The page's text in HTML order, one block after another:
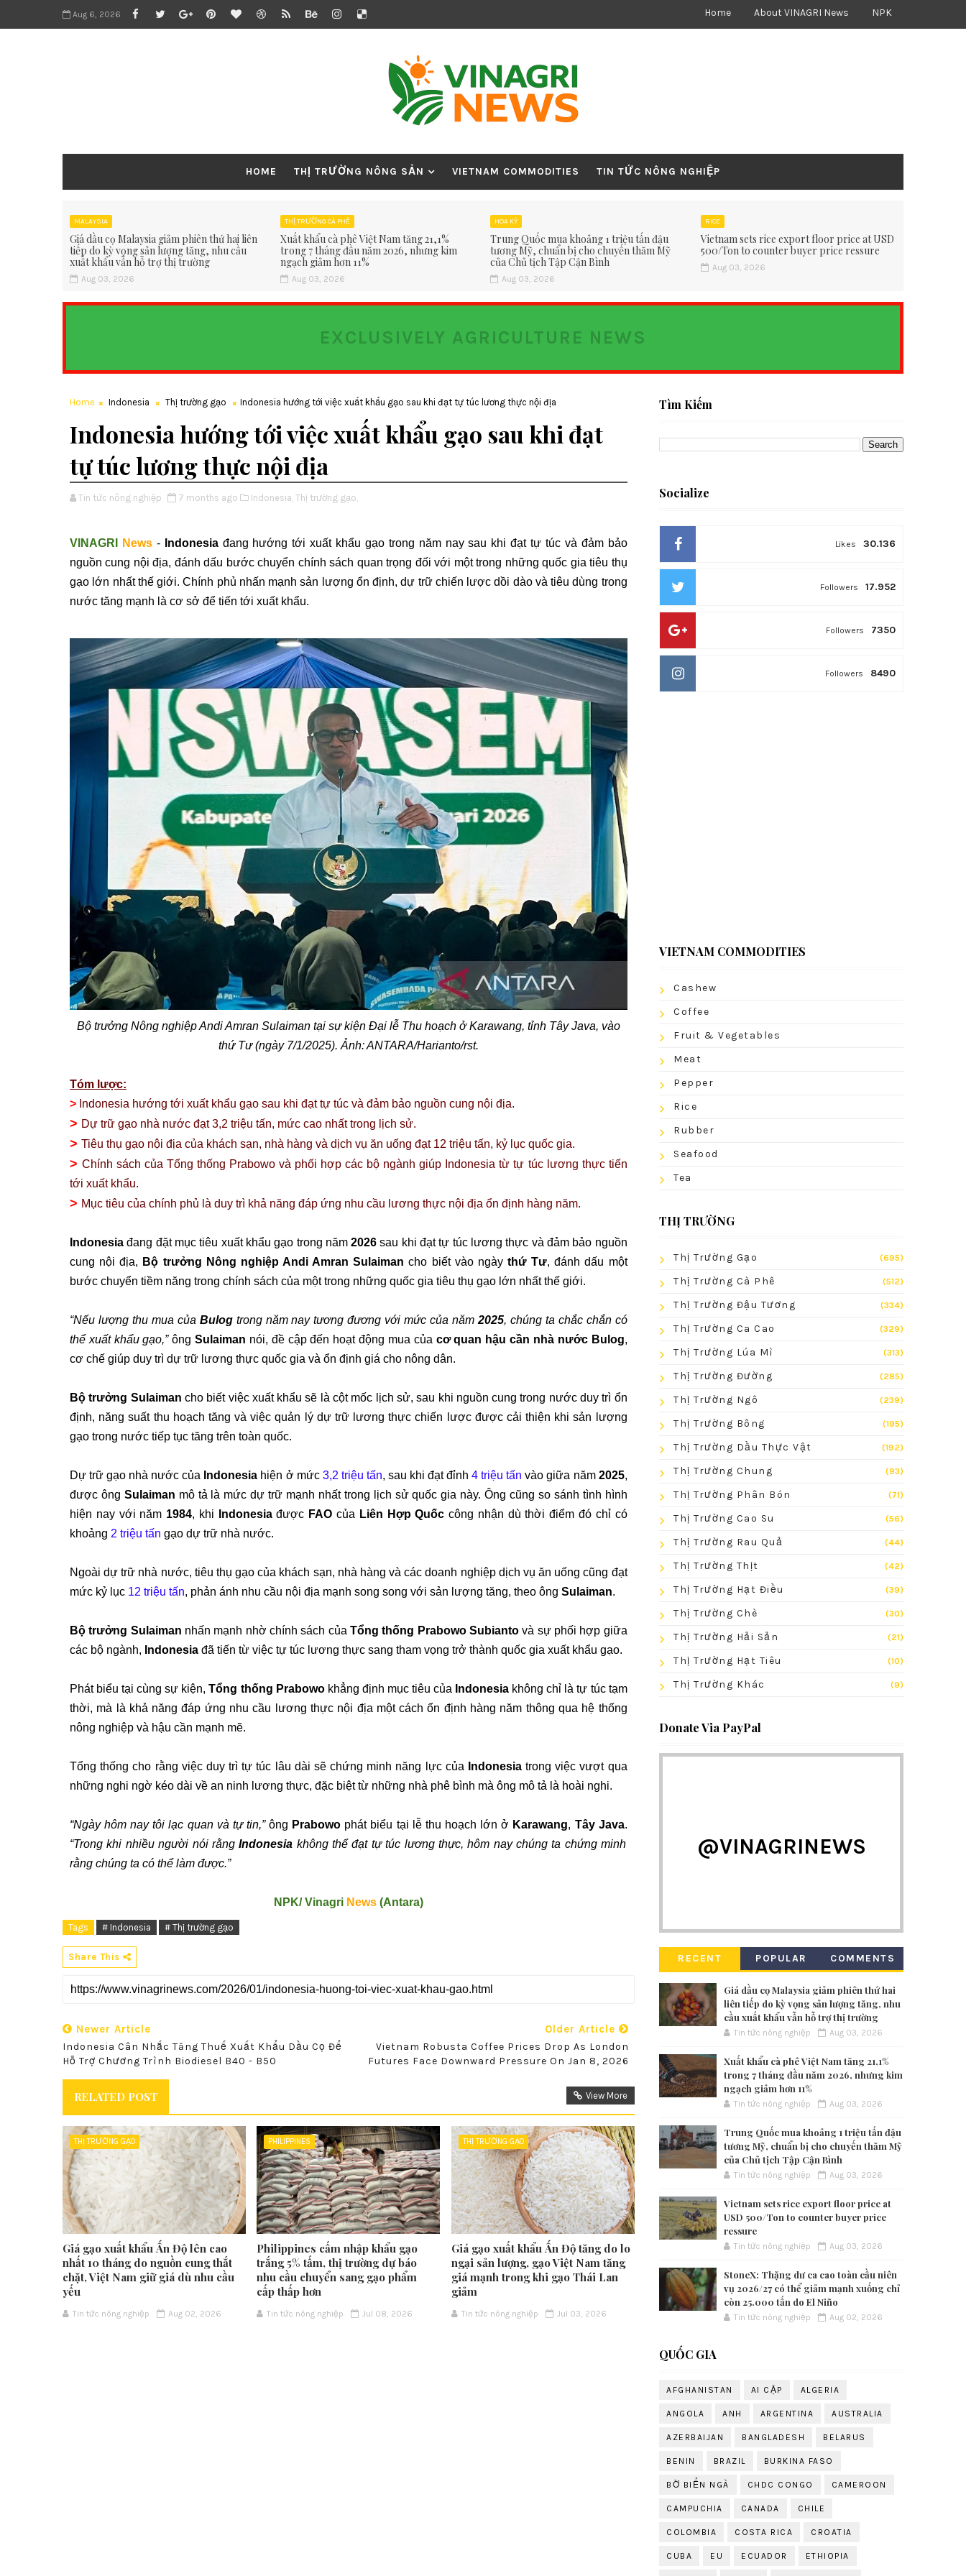
Aug 6, 2026 Home About VINAGRI News NPK
HOME THỊ TRƯỜNG NÔNG SẢN VIETNAM COMMODITIES TIN TỨC NÔNG NGHIỆP
MALAYSIA
Giá dầu cọ Malaysia giảm phiên thứ hai liên
tiếp do kỳ vọng sản lượng tăng, nhu cầu
xuất khẩu vẫn hỗ trợ thị trường
Aug 03, 2026
THỊ TRƯỜNG CÀ PHÊ
Xuất khẩu cà phê Việt Nam tăng 21,1%
trong 7 tháng đầu năm 2026, nhưng kim
ngạch giảm hơn 11%
Aug 03, 2026
HOA KỲ
Trung Quốc mua khoảng 1 triệu tấn đậu
tương Mỹ, chuẩn bị cho chuyến thăm Mỹ
của Chủ tịch Tập Cận Bình
Aug 03, 2026
RICE
Vietnam sets rice export floor price at USD
500/Ton to counter buyer price ressure
Aug 03, 2026
EXCLUSIVELY AGRICULTURE NEWS
Home Indonesia Thị trường gạo Indonesia hướng tới việc xuất khẩu gạo sau khi đạt tự túc lương thực nội địa
Indonesia hướng tới việc xuất khẩu gạo sau khi đạt
tự túc lương thực nội địa
Tin tức nông nghiệp 7 months ago Indonesia, Thị trường gạo,
VINAGRI News- Indonesiađang hướng tới xuất khẩu gạo trong năm nay sau khi đạt tự túc và đảm bảo
nguồn cung nội địa, đánh dấu bước chuyển chính sách quan trọng đối với một trong những quốc gia tiêu thụ
gạo lớn nhất thế giới. Chính phủ nhấn mạnh sản lượng ổn định, dự trữ chiến lược dồi dào và tiêu dùng trong
nước tăng mạnh là cơ sở để tiến tới xuất khẩu.
Bộ trưởng Nông nghiệp Andi Amran Sulaiman tại sự kiện Đại lễ Thu hoạch ở Karawang, tỉnh Tây Java, vào
thứ Tư (ngày 7/1/2025). Ảnh: ANTARA/Harianto/rst.
Tóm lược:
> Indonesia hướng tới xuất khẩu gạo sau khi đạt tự túc và đảm bảo nguồn cung nội địa.
> Dự trữ gạo nhà nước đạt 3,2 triệu tấn, mức cao nhất trong lịch sử.
> Tiêu thụ gạo nội địa của khách sạn, nhà hàng và dịch vụ ăn uống đạt 12 triệu tấn, kỷ lục quốc gia.
>Chính sách của Tổng thống Prabowo và phối hợp các bộ ngành giúp Indonesia từ tự túc lương thực tiến
tới xuất khẩu.
> Mục tiêu của chính phủ là duy trì khả năng đáp ứng nhu cầu lương thực nội địa ổn định hàng năm.
Indonesiađang đặt mục tiêu xuất khẩu gạo trong năm2026 sau khi đạt tự túc lương thực và đảm bảo nguồn
cung nội địa, Bộ trưởng Nông nghiệp Andi Amran Sulaiman cho biết vào ngàythứ Tư, đánh dấu một
bước chuyển tiềm năng trong chính sách của một trong những quốc gia tiêu thụ gạo lớn nhất thế giới.
“Nếu lượng thu mua của Bulogtrong năm nay tương đương với mức của năm 2025, chúng ta chắc chắn có
thể xuất khẩu gạo,”ôngSulaiman nói, đề cập đến hoạt động mua của cơ quan hậu cần nhà nước Bulog,
cơ chế giúp duy trì dự trữ lương thực quốc gia và ổn định giá cho nông dân.
Bộ trưởng Sulaiman cho biết việc xuất khẩu sẽ là cột mốc lịch sử, sau khi nguồn cung trong nước duy trì ổn
định, năng suất thu hoạch tăng và việc quản lý dự trữ lương thực chiến lược được cải thiện khi sản lượng
gạo trong nước tiếp tục tăng trên toàn quốc.
Dự trữ gạo nhà nước của Indonesia hiện ở mức 3,2 triệu tấn, sau khi đạt đỉnh4 triệu tấn vào giữa năm 2025,
được ông Sulaiman mô tả là mức dự trữ mạnh nhất trong lịch sử quốc gia này. Ông cũng so sánh tình hình
hiện nay với năm 1984, khi Indonesiađược FAO của Liên Hợp Quốc công nhận dù thời điểm đó chỉ có
khoảng 2 triệu tấn gạo dự trữ nhà nước.
Ngoài dự trữ nhà nước, tiêu thụ gạo của khách sạn, nhà hàng và các doanh nghiệp dịch vụ ăn uống cũng đạt
mức kỷ lục 12 triệu tấn, phản ánh nhu cầu nội địa mạnh song song với sản lượng tăng, theo ông Sulaiman.
Bộ trưởng Sulaiman nhấn mạnh nhờ chính sách của Tổng thống Prabowo Subianto và sự phối hợp giữa
các bộ ngành, Indonesia đã tiến từ việc tự túc lương thực sang tham vọng trở thành quốc gia xuất khẩu gạo.
Phát biểu tại cùng sự kiện,Tổng thống Prabowokhẳng định mục tiêu của Indonesia không chỉ là tự túc tạm
thời, mà là khả năng đáp ứng nhu cầu lương thực nội địa một cách ổn định hàng năm thông qua hệ thống
nông nghiệp và hậu cần mạnh mẽ.
Tổng thống cho rằng việc duy trì tự túc lâu dài sẽ chứng minh năng lực của Indonesiatrong việc vượt qua
những nghi ngờ kéo dài về an ninh lương thực, đặc biệt từ những nhà phê bình mà ông mô tả là hoài nghi.
“Ngày hôm nay tôi lạc quan và tự tin,”ông Prabowo phát biểu tại lễ thu hoạch lớn ở Karawang, Tây Java.
“Trong khi nhiều người nói rằngIndonesia không thể đạt tự túc lương thực, hôm nay chúng ta chứng minh
rằng chúng ta có thể làm được.”
NPK/ Vinagri News(Antara)
Tags # Indonesia # Thị trường gạo
Share This
Newer Article
Indonesia Cân Nhắc Tăng Thuế Xuất Khẩu Dầu Cọ Để
Hỗ Trợ Chương Trình Biodiesel B40 - B50
Older Article
Vietnam Robusta Coffee Prices Drop As London
Futures Face Downward Pressure On Jan 8, 2026
RELATED POST View More
THỊ TRƯỜNG GẠO
Giá gạo xuất khẩu Ấn Độ lên cao
nhất 10 tháng do nguồn cung thắt
chặt, Việt Nam giữ giá dù nhu cầu
yếu
Tin tức nông nghiệp Aug 02, 2026
PHILIPPINES
Philippines cấm nhập khẩu gạo
trắng 5% tấm, thị trường dự báo
nhu cầu chuyển sang gạo phẩm
cấp thấp hơn
Tin tức nông nghiệp Jul 08, 2026
THỊ TRƯỜNG GẠO
Giá gạo xuất khẩu Ấn Độ tăng do lo
ngại sản lượng, gạo Việt Nam tăng
giá mạnh trong khi gạo Thái Lan
giảm
Tin tức nông nghiệp Jul 03, 2026
Tìm Kiếm
Socialize
30.136
Likes
17.952
Followers
7350
Followers
8490
Followers
VIETNAM COMMODITIES
Cashew
Coffee
Fruit & Vegetables
Meat
Pepper
Rice
Rubber
Seafood
Tea
THỊ TRƯỜNG
Thị Trường Gạo (695)
Thị Trường Cà Phê (512)
Thị Trường Đậu Tương (334)
Thị Trường Ca Cao (329)
Thị Trường Lúa Mì (313)
Thị Trường Đường (285)
Thị Trường Ngô (239)
Thị Trường Bông (195)
Thị Trường Dầu Thực Vật (192)
Thị Trường Chung (93)
Thị Trường Phân Bón (71)
Thị Trường Cao Su (56)
Thị Trường Rau Quả (44)
Thị Trường Thịt (42)
Thị Trường Hạt Điều (39)
Thị Trường Chè (30)
Thị Trường Hải Sản (21)
Thị Trường Hạt Tiêu (10)
Thị Trường Khác (9)
Donate Via PayPal
@VINAGRINEWS
RECENT POPULAR COMMENTS
Giá dầu cọ Malaysia giảm phiên thứ hai
liên tiếp do kỳ vọng sản lượng tăng, nhu
cầu xuất khẩu vẫn hỗ trợ thị trường
Tin tức nông nghiệp Aug 03, 2026
Xuất khẩu cà phê Việt Nam tăng 21,1%
trong 7 tháng đầu năm 2026, nhưng kim
ngạch giảm hơn 11%
Tin tức nông nghiệp Aug 03, 2026
Trung Quốc mua khoảng 1 triệu tấn đậu
tương Mỹ, chuẩn bị cho chuyến thăm Mỹ
của Chủ tịch Tập Cận Bình
Tin tức nông nghiệp Aug 03, 2026
Vietnam sets rice export floor price at
USD 500/Ton to counter buyer price
ressure
Tin tức nông nghiệp Aug 03, 2026
StoneX: Thặng dư ca cao toàn cầu niên
vụ 2026/27 có thể giảm mạnh xuống chỉ
còn 25.000 tấn do El Niño
Tin tức nông nghiệp Aug 02, 2026
QUỐC GIA
AFGHANISTAN AI CẬP ALGERIA
ANGOLA ANH ARGENTINA AUSTRALIA
AZERBAIJAN BANGLADESH BELARUS
BENIN BRAZIL BURKINA FASO
BỜ BIỂN NGÀ CHDC CONGO CAMEROON
CAMPUCHIA CANADA CHILE
COLOMBIA COSTA RICA CROATIA
CUBA EU ECUADOR ETHIOPIA